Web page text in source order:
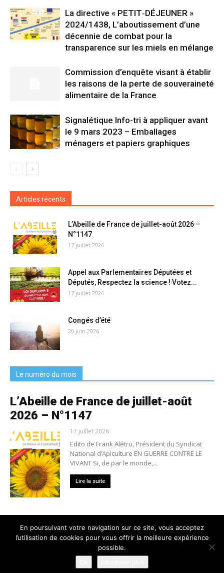
La directive « PETIT‑DÉJEUNER »
2024/1438, L’aboutissement d’une
décennie de combat pour la
transparence sur les miels en mélange
Commission d’enquête visant à établir
les raisons de la perte de souveraineté
alimentaire de la France
Signalétique Info-tri à appliquer avant
le 9 mars 2023 – Emballages
ménagers et papiers graphiques
Articles récents
L’Abeille de France de juillet-août 2026 –
N°1147
17 juillet 2026
Appel aux Parlementaires Députées et
Députés, Respectez la science ! Votez...
17 juillet 2026
Congés d’été
20 juin 2026
Le numéro du mois
L’Abeille de France de juillet-août
2026 – N°1147
17 juillet 2026
Edito de Frank Alétru, Président du Syndicat
National d’Apiculture EN GUERRE CONTRE LE
VIVANT Si, de par le monde,...
Lire la suite
Nous contacter
Conditions générales de vente
Politique de confidentialité
© 2025 L'Abeille de France - Tous droits réservés
En poursuivant votre navigation sur ce site, vous acceptez
l’utilisation de cookies pour vous offrir la meilleure expérience
possible.